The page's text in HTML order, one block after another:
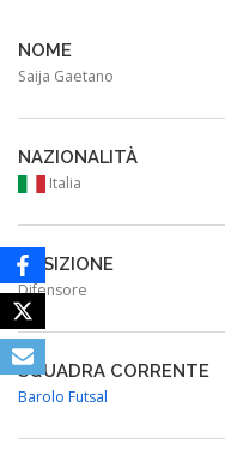
NOME
Saija Gaetano
NAZIONALITÀ
Italia
POSIZIONE
Difensore
SQUADRA CORRENTE
Barolo Futsal